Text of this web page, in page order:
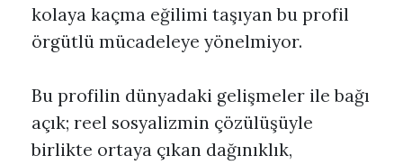
kolaya kaçma eğilimi taşıyan bu profil
örgütlü mücadeleye yönelmiyor.
Bu profilin dünyadaki gelişmeler ile bağı
açık; reel sosyalizmin çözülüşüyle
birlikte ortaya çıkan dağınıklık,